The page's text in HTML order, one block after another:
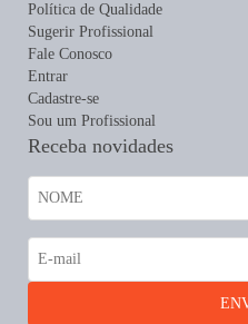
Política de Qualidade
Sugerir Profissional
Fale Conosco
Entrar
Cadastre-se
Sou um Profissional
Receba novidades